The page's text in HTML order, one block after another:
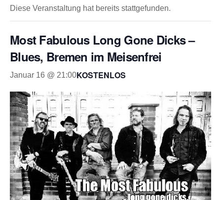
Diese Veranstaltung hat bereits stattgefunden.
Most Fabulous Long Gone Dicks –
Blues, Bremen im Meisenfrei
Januar 16 @ 21:00KOSTENLOS